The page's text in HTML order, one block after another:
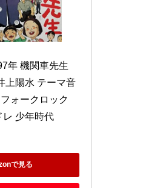
年 機関車先生
上陽水 テーマ音
ォークロック
レ 少年時代
で見る